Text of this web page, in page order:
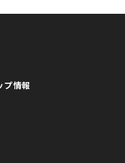
プ情報